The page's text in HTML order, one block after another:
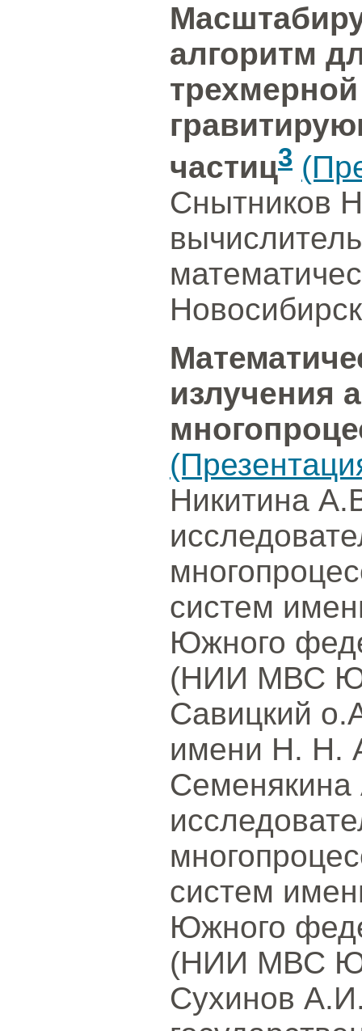
алгоритм
частиц3
Снытников
излучения
Никитина
систем
Южного
(НИИ МВС
Савицкий
имени Н. Н.
систем
Южного
(НИИ МВС
Сухинов